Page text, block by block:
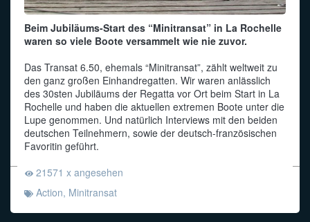
Beim Jubiläums-Start des “Minitransat” in La Rochelle
waren so viele Boote versammelt wie nie zuvor.
Das Transat 6.50, ehemals “Minitransat”, zählt weltweit zu
den ganz großen Einhandregatten. Wir waren anlässlich
des 30sten Jubiläums der Regatta vor Ort beim Start in La
Rochelle und haben die aktuellen extremen Boote unter die
Lupe genommen. Und natürlich Interviews mit den beiden
deutschen Teilnehmern, sowie der deutsch-französischen
Favoritin geführt.
21571 x angesehen
Action, Minitransat